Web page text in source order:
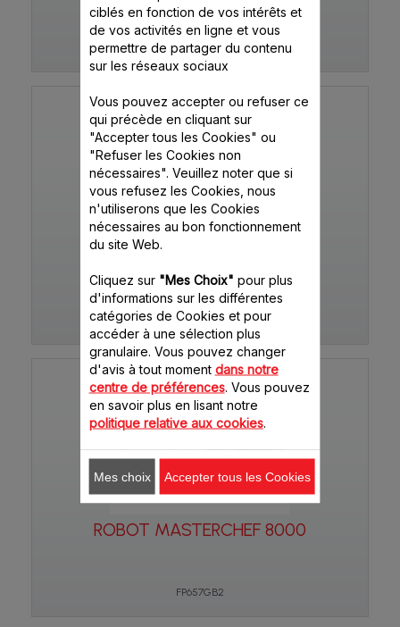
FP518GB1
FP3181B2
ROBOT MASTERCHEF 8000
FP657GB2
ciblés en fonction de vos intérêts et
de vos activités en ligne et vous
permettre de partager du contenu
sur les réseaux sociaux
Vous pouvez accepter ou refuser ce
qui précède en cliquant sur
"Accepter tous les Cookies" ou
"Refuser les Cookies non
nécessaires". Veuillez noter que si
vous refusez les Cookies, nous
n'utiliserons que les Cookies
nécessaires au bon fonctionnement
du site Web.
Cliquez sur "Mes Choix" pour plus
d'informations sur les différentes
catégories de Cookies et pour
accéder à une sélection plus
granulaire. Vous pouvez changer
d'avis à tout moment dans notre
centre de préférences. Vous pouvez
en savoir plus en lisant notre
politique relative aux cookies.
Mes choix Accepter tous les Cookies